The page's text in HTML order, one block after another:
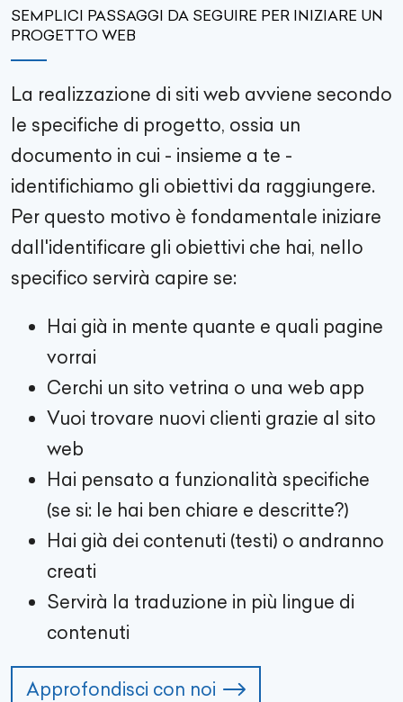
SEMPLICI PASSAGGI DA SEGUIRE PER INIZIARE UN
PROGETTO WEB
La realizzazione di siti web avviene secondo
le specifiche di progetto, ossia un
documento in cui - insieme a te -
identifichiamo gli obiettivi da raggiungere.
Per questo motivo è fondamentale iniziare
dall'identificare gli obiettivi che hai, nello
specifico servirà capire se:
Hai già in mente quante e quali pagine
vorrai
Cerchi un sito vetrina o una web app
Vuoi trovare nuovi clienti grazie al sito
web
Hai pensato a funzionalità specifiche
(se si: le hai ben chiare e descritte?)
Hai già dei contenuti (testi) o andranno
creati
Servirà la traduzione in più lingue di
contenuti
Approfondisci con noi